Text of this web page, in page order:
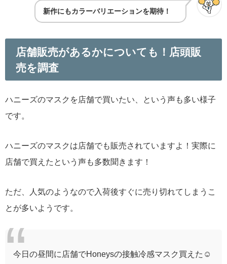
新作にもカラーバリエーションを期待！
店舗販売があるかについても！店頭販
売を調査
ハニーズのマスクを店舗で買いたい、という声も多い様子
です。
ハニーズのマスクは店舗でも販売されていますよ！実際に
店舗で買えたという声も多数聞きます！
ただ、人気のようなので入荷後すぐに売り切れてしまうこ
とが多いようです。
今日の昼間に店舗でHoneysの接触冷感マスク買えた☺️